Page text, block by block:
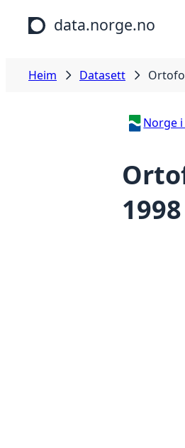
Hopp til hovudinnhald
data.norge.no
Heim Datasett
Norge
1998